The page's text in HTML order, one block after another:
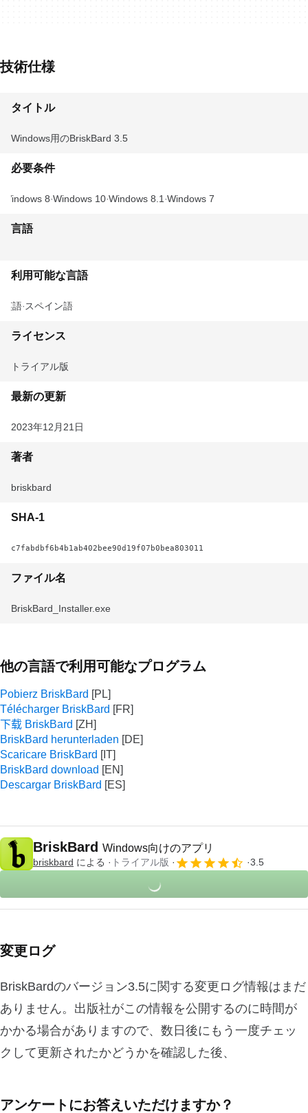
技術仕様
タイトル
Windows用のBriskBard 3.5
必要条件
Windows 8 Windows 10 Windows 8.1 Windows 7
言語
利用可能な言語
英語 スペイン語
ライセンス
トライアル版
最新の更新
2023年12月21日
著者
briskbard
SHA-1
c7fabdbf6b4b1ab402bee90d19f07b0bea803011
ファイル名
BriskBard_Installer.exe
他の言語で利用可能なプログラム
Pobierz BriskBard
Télécharger BriskBard
下载 BriskBard
BriskBard herunterladen
Scaricare BriskBard
BriskBard download
Descargar BriskBard
BriskBard Windows向けのアプリ
briskbard による トライアル版 3.5
変更ログ
BriskBardのバージョン3.5に関する変更ログ情報はまだ
ありません。出版社がこの情報を公開するのに時間が
かかる場合がありますので、数日後にもう一度チェッ
クして更新されたかどうかを確認した後、
アンケートにお答えいただけますか？